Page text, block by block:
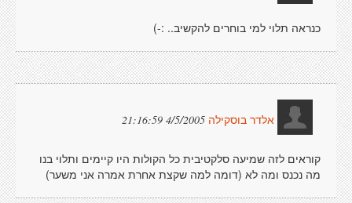
כנראה תלוי למי בוחרים להקשיב.. :-)
אלדר בוסקילה 4/5/2005 21:16:59
קוראים לזה שמיעה סלקטיבית כל הקולות היו קיימים ותלוי בנו
מה נכנס ומה לא (דומה למה שקצת אחרת אמרה אני משער)